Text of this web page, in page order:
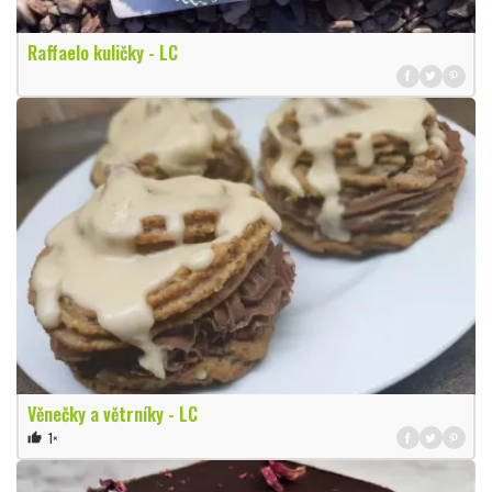
Raffaelo kuličky - LC
Věnečky a větrníky - LC
thumb_up 1×